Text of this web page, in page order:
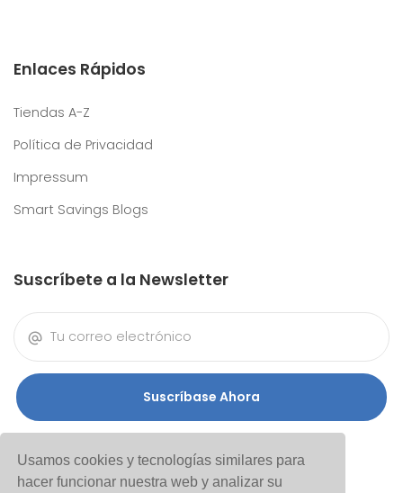
Usamos cookies y tecnologías similares para
hacer funcionar nuestra web y analizar su
Enlaces Rápidos
Tiendas A-Z
Política de Privacidad
Impressum
Smart Savings Blogs
Suscríbete a la Newsletter
Suscríbase Ahora